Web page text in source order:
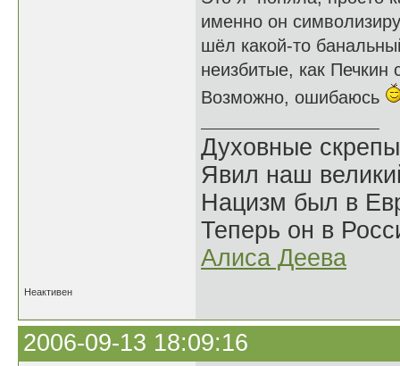
именно он
шёл какой-то
неизбитые, как Печкин
Возможно, ошибаюсь
Духовные
Явил наш
Нацизм был в
Теперь он в
Алиса Деева
Неактивен
2006-09-13 18:09:16